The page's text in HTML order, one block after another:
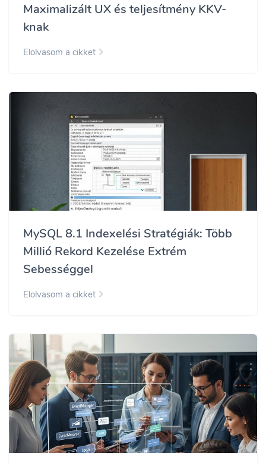
Maximalizált UX és teljesítmény KKV-
knak
Elolvasom a cikket
MySQL 8.1 Indexelési Stratégiák: Több
Millió Rekord Kezelése Extrém
Sebességgel
Elolvasom a cikket